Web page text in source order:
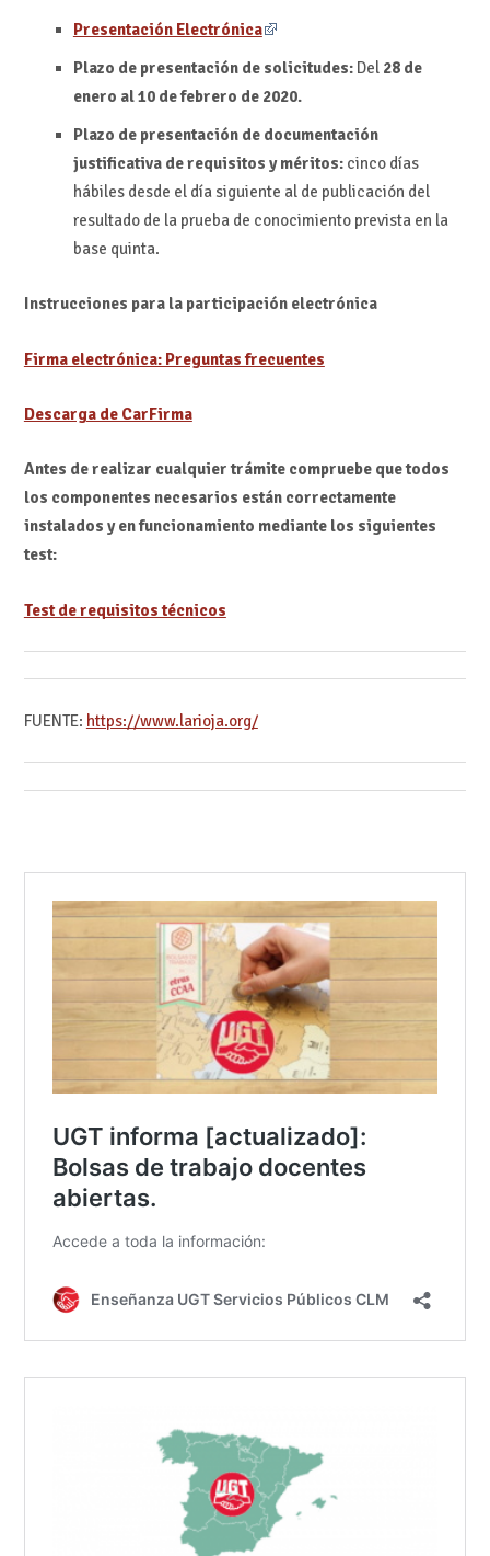
Presentación Electrónica
Plazo de presentación de solicitudes:Del 28 de
enero al 10 de febrero de 2020.
Plazo de presentación de documentación
justificativa de requisitos y méritos:cinco días
hábiles desde el día siguiente al de publicación del
resultado de la prueba de conocimiento prevista en la
base quinta.
Instrucciones para la participación electrónica
Firma electrónica: Preguntas frecuentes
Descarga de CarFirma
Antes de realizar cualquier trámite compruebe que todos
los componentes necesarios están correctamente
instalados y en funcionamiento mediante los siguientes
test:
Test de requisitos técnicos
FUENTE: https://www.larioja.org/